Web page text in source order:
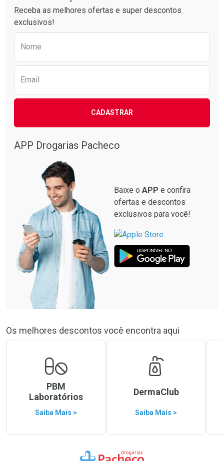
Receba as melhores ofertas e super descontos
exclusivos!
Nome
Email
CADASTRAR
APP Drogarias Pacheco
Baixe o APP e confira
ofertas e descontos
exclusivos para você!
Os melhores descontos você encontra aqui
PBM
Laboratórios
Saiba Mais >
DermaClub
Saiba Mais >
Ir para a Home